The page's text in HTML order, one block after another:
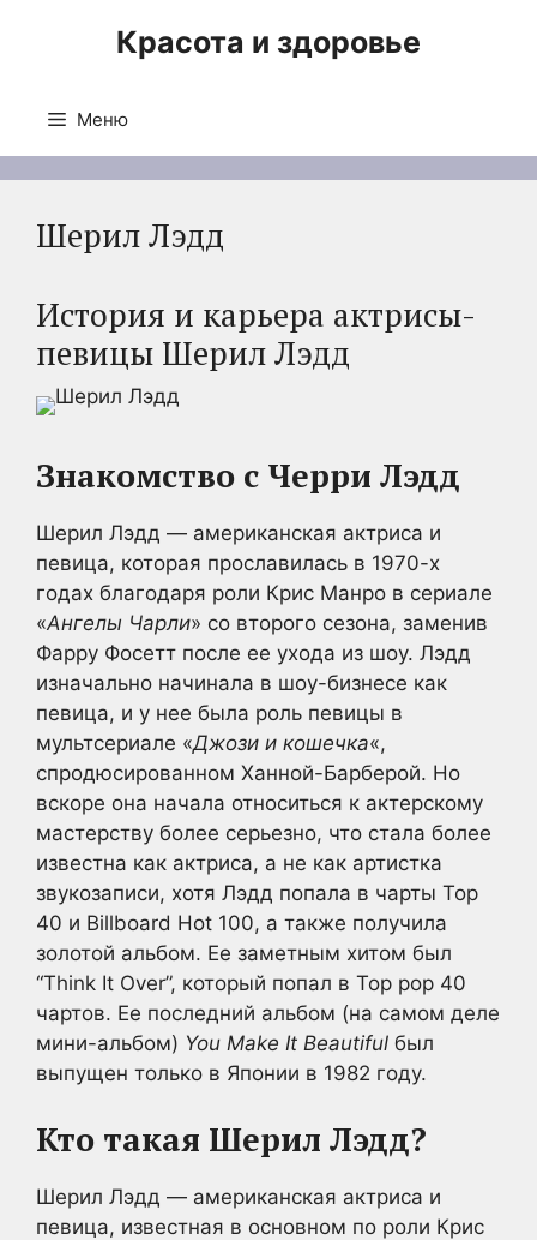
Красота и здоровье
Меню
Шерил Лэдд
История и карьера актрисы-
певицы Шерил Лэдд
Знакомство с Черри Лэдд
Шерил Лэдд — американская актриса и
певица, которая прославилась в 1970-х
годах благодаря роли Крис Манро в сериале
«Ангелы Чарли» со второго сезона, заменив
Фарру Фосетт после ее ухода из шоу. Лэдд
изначально начинала в шоу-бизнесе как
певица, и у нее была роль певицы в
мультсериале «Джози и кошечка«,
спродюсированном Ханной-Барберой. Но
вскоре она начала относиться к актерскому
мастерству более серьезно, что стала более
известна как актриса, а не как артистка
звукозаписи, хотя Лэдд попала в чарты Top
40 и Billboard Hot 100, а также получила
золотой альбом. Ее заметным хитом был
“Think It Over”, который попал в Top pop 40
чартов. Ее последний альбом (на самом деле
мини-альбом) You Make It Beautiful был
выпущен только в Японии в 1982 году.
Кто такая Шерил Лэдд?
Шерил Лэдд — американская актриса и
певица, известная в основном по роли Крис